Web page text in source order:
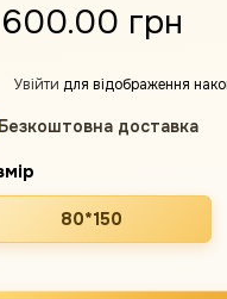
грн
Увійти для відображення
Безкоштовна доставка
80*150